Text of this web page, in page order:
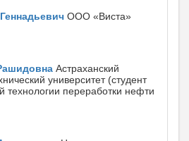
ООО «Виста»
Астраханский
университет (студент
технологии переработки нефти